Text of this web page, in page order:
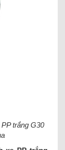
trắng G30